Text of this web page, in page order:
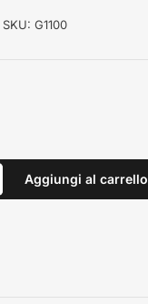
SKU: G1100
Centralina Portellone Posteriore Jeep Grand Cherokee IV 3.0 2013 05026480A0
Aggiungi al carrello